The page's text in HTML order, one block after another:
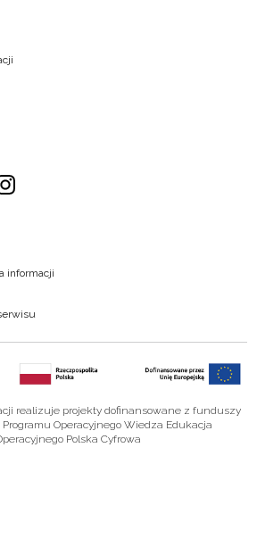
informacji
realizuje projekty dofinansowane z funduszy
Operacyjnego Wiedza Edukacja
Polska Cyfrowa